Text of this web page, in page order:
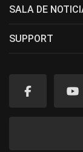
SALA DE
SUPPORT